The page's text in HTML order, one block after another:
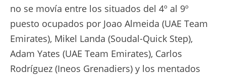
no se movía entre los situados del 4º al 9º
puesto ocupados por Joao Almeida (UAE Team
Emirates), Mikel Landa (Soudal-Quick Step),
Adam Yates (UAE Team Emirates), Carlos
Rodríguez (Ineos Grenadiers) y los mentados